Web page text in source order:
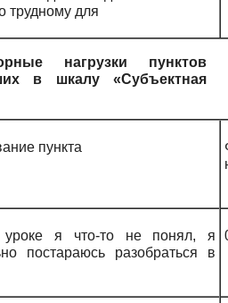
трудному для
нагрузки пунктов
в шкалу «Субъектная
пункта
я что-то не понял, я
постараюсь разобраться в